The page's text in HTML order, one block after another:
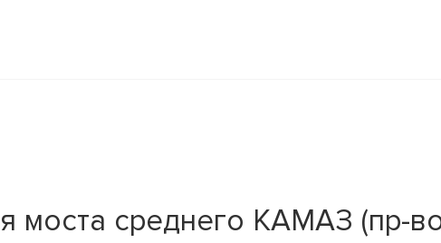
моста среднего КАМАЗ (пр-